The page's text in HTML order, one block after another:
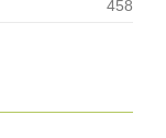
458